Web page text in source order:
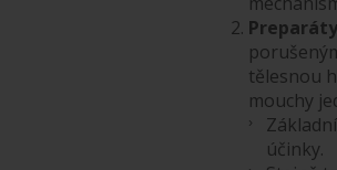
tělesnou
mouchy
účinky.